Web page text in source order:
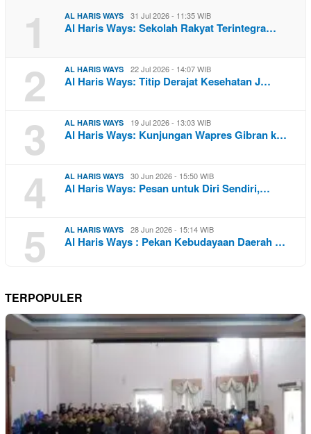
1 AL HARIS WAYS 31 Jul 2026 - 11:35 WIB
Al Haris Ways: Sekolah Rakyat Terintegra…
2 AL HARIS WAYS 22 Jul 2026 - 14:07 WIB
Al Haris Ways: Titip Derajat Kesehatan J…
3 AL HARIS WAYS 19 Jul 2026 - 13:03 WIB
Al Haris Ways: Kunjungan Wapres Gibran k…
4 AL HARIS WAYS 30 Jun 2026 - 15:50 WIB
Al Haris Ways: Pesan untuk Diri Sendiri,…
5 AL HARIS WAYS 28 Jun 2026 - 15:14 WIB
Al Haris Ways : Pekan Kebudayaan Daerah …
TERPOPULER